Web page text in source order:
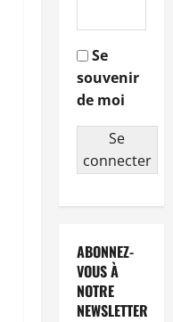
Se
souvenir
de moi
Se
connecter
ABONNEZ-
VOUS À
NOTRE
NEWSLETTER